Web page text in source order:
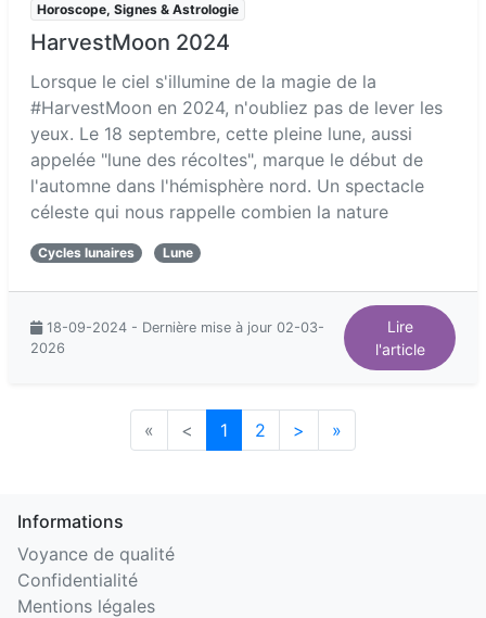
Horoscope, Signes & Astrologie
HarvestMoon 2024
Lorsque le ciel s'illumine de la magie de la
#HarvestMoon en 2024, n'oubliez pas de lever les
yeux. Le 18 septembre, cette pleine lune, aussi
appelée "lune des récoltes", marque le début de
l'automne dans l'hémisphère nord. Un spectacle
céleste qui nous rappelle combien la nature
Cycles lunaires Lune
18-09-2024 - Dernière mise à jour 02-03-
2026
Lire
l'article
« < 1 2 > »
Informations
Voyance de qualité
Confidentialité
Mentions légales